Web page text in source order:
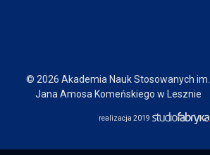
© 2026 Akademia Nauk Stosowanych im.
Jana Amosa Komeńskiego w Lesznie
realizacja 2019